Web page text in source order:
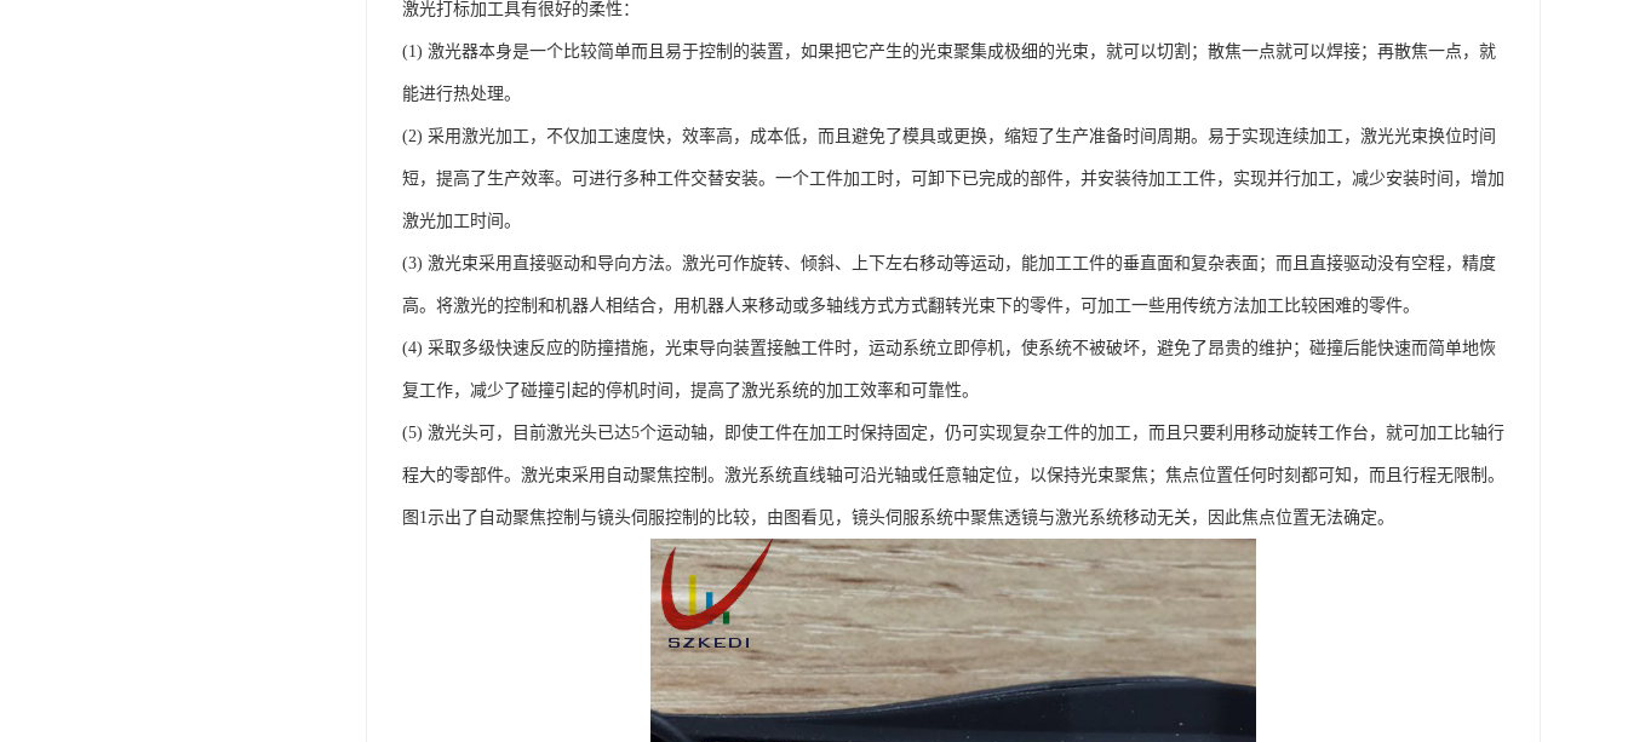
激光打标加工具有很好的柔性：
(1) 激光器本身是一个比较简单而且易于控制的装置，如果把它产生的光束聚集成极细的光束，就可以切割；散焦一点就可以焊接；再散焦一点，就
能进行热处理。
(2) 采用激光加工，不仅加工速度快，效率高，成本低，而且避免了模具或更换，缩短了生产准备时间周期。易于实现连续加工，激光光束换位时间
短，提高了生产效率。可进行多种工件交替安装。一个工件加工时，可卸下已完成的部件，并安装待加工工件，实现并行加工，减少安装时间，增加
激光加工时间。
(3) 激光束采用直接驱动和导向方法。激光可作旋转、倾斜、上下左右移动等运动，能加工工件的垂直面和复杂表面；而且直接驱动没有空程，精度
高。将激光的控制和机器人相结合，用机器人来移动或多轴线方式方式翻转光束下的零件，可加工一些用传统方法加工比较困难的零件。
(4) 采取多级快速反应的防撞措施，光束导向装置接触工件时，运动系统立即停机，使系统不被破坏，避免了昂贵的维护；碰撞后能快速而简单地恢
复工作，减少了碰撞引起的停机时间，提高了激光系统的加工效率和可靠性。
(5) 激光头可，目前激光头已达5个运动轴，即使工件在加工时保持固定，仍可实现复杂工件的加工，而且只要利用移动旋转工作台，就可加工比轴行
程大的零部件。激光束采用自动聚焦控制。激光系统直线轴可沿光轴或任意轴定位，以保持光束聚焦；焦点位置任何时刻都可知，而且行程无限制。
图1示出了自动聚焦控制与镜头伺服控制的比较，由图看见，镜头伺服系统中聚焦透镜与激光系统移动无关，因此焦点位置无法确定。